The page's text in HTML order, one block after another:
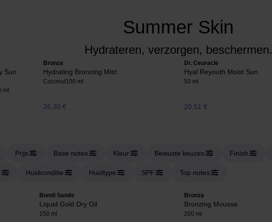
Summer Skin
Hydrateren, verzorgen, beschermen.
Sun
ml
Bronza
Hydrating Bronzing Mist
Coconut100 ml
26,30 €
Dr. Ceuracle
Hyal Reyouth Moist Sun
50 ml
20,51 €
Prijs Base notes Kleur Bewuste keuzes Finish
Huidconditie Huidtype SPF Top notes
Bondi Sands
Liquid Gold Dry Oil
150 ml
Bronza
Bronzing Mousse
200 ml